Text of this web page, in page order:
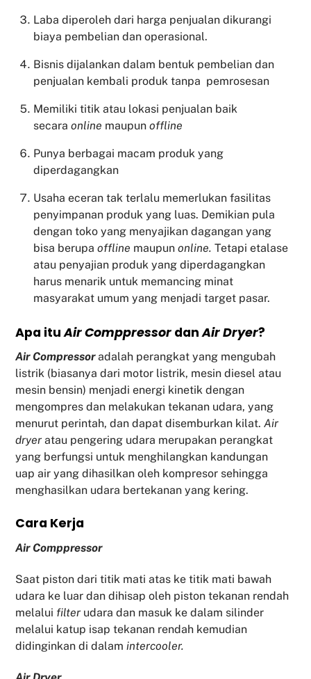
Laba diperoleh dari harga penjualan dikurangi
biaya pembelian dan operasional.
Bisnis dijalankan dalam bentuk pembelian dan
penjualan kembali produk tanpa pemrosesan
Memiliki titik atau lokasi penjualan baik
secara online maupun offline
Punya berbagai macam produk yang
diperdagangkan
Usaha eceran tak terlalu memerlukan fasilitas
penyimpanan produk yang luas. Demikian pula
dengan toko yang menyajikan dagangan yang
bisa berupa offline maupun online. Tetapi etalase
atau penyajian produk yang diperdagangkan
harus menarik untuk memancing minat
masyarakat umum yang menjadi target pasar.
Apa ituAir Comppressor danAir Dryer?
Air Compressoradalah perangkat yang mengubah
listrik (biasanya dari motor listrik, mesin diesel atau
mesin bensin) menjadi energi kinetik dengan
mengompres dan melakukan tekanan udara, yang
menurut perintah, dan dapat disemburkan kilat.Air
dryer atau pengering udara merupakan perangkat
yang berfungsi untuk menghilangkan kandungan
uap air yang dihasilkan oleh kompresor sehingga
menghasilkan udara bertekanan yang kering.
Cara Kerja
Air Comppressor
Saat piston dari titik mati atas ke titik mati bawah
udara ke luar dan dihisap oleh piston tekanan rendah
melalui filter udara dan masuk ke dalam silinder
melalui katup isap tekanan rendah kemudian
didinginkan di dalamintercooler.